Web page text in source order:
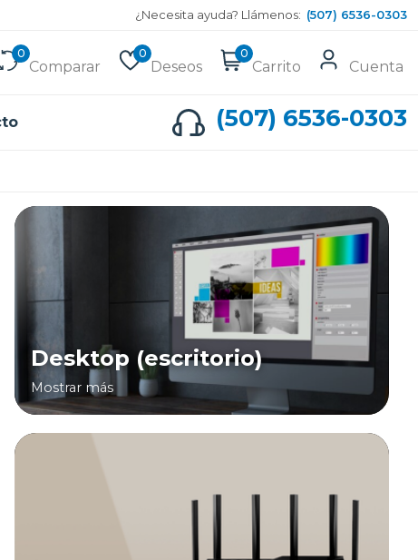
¿Necesita ayuda? Llámenos: (507) 6536-0303
0
Comparar
0
Deseos
0
Carrito Cuenta
(507) 6536-0303
Desktop (escritorio)
Mostrar más